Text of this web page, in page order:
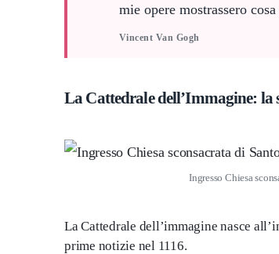
mie opere mostrassero
Vincent Van Gogh
La Cattedrale dell’Immagine: la
Ingresso Chiesa
La Cattedrale dell’immagine nasce
prime notizie nel 1116.